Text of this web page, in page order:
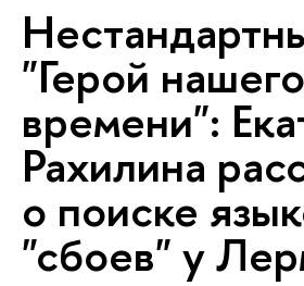
"Герой нашего
времени":
Рахилина
о поиске
"сбоев" у